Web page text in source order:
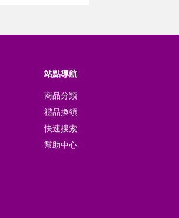
站點導航
商品分類
禮品換領
快速搜索
幫助中心